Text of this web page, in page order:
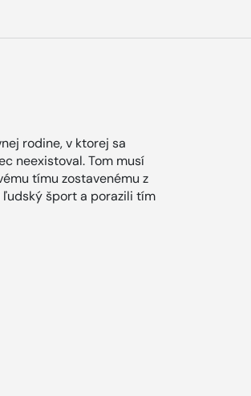
rodine, v ktorej sa
neexistoval. Tom musí
tímu zostavenému z
šport a porazili tím